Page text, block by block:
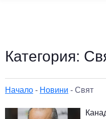
Категория:
Начало - Новини - Свят